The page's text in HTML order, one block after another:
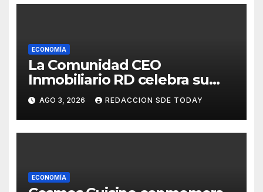
ECONOMÍA
La Comunidad CEO
Inmobiliario RD celebra su
segundo aniversario
consolidando una cultura de
alianza y colaboración
AGO 3, 2026 REDACCION SDE TODAY
ECONOMÍA